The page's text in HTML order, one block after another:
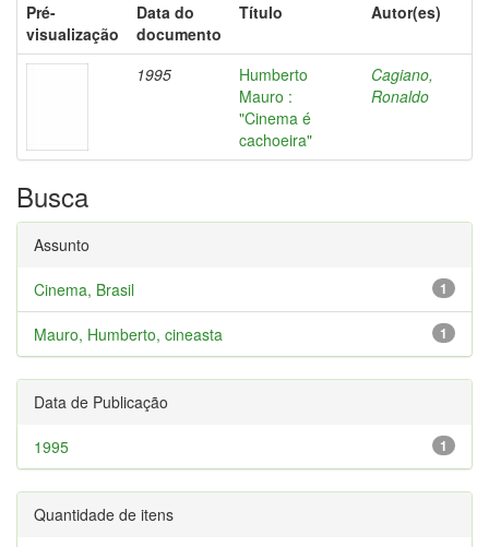
Pré-
visualização
Data do
documento
Título Autor(es)
1995
Humberto
Mauro :
"Cinema é
cachoeira"
Cagiano,
Ronaldo
Busca
Assunto
1
Cinema, Brasil
1
Mauro, Humberto, cineasta
Data de Publicação
1
1995
Quantidade de itens